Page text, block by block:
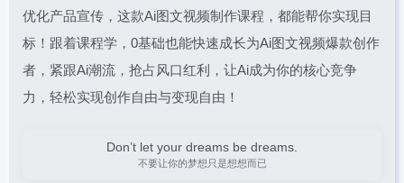
优化产品宣传，这款Ai图文视频制作课程，都能帮你实现目
标！跟着课程学，0基础也能快速成长为Ai图文视频爆款创作
者，紧跟Ai潮流，抢占风口红利，让Ai成为你的核心竞争
力，轻松实现创作自由与变现自由！
Don’t let your dreams be dreams.
不要让你的梦想只是想想而已